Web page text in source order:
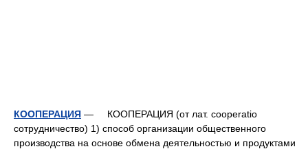
КООПЕРАЦИЯ — КООПЕРАЦИЯ (от лат. cooperatio
сотрудничество) 1) способ организации общественного
производства на основе обмена деятельностью и продуктами